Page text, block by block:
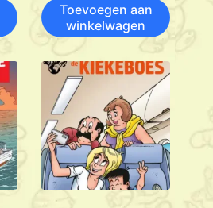
Toevoegen aan
winkelwagen